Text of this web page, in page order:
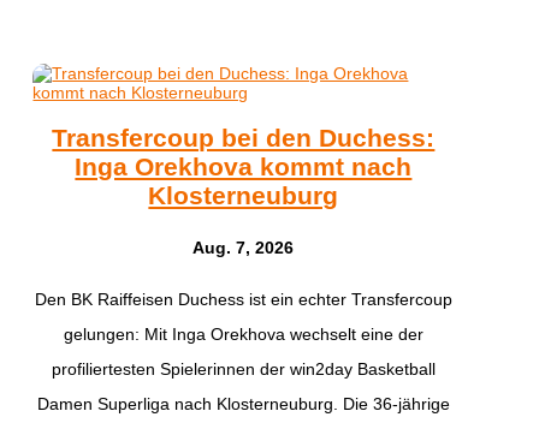
Transfercoup bei den Duchess:
Inga Orekhova kommt nach
Klosterneuburg
Aug. 7, 2026
Den BK Raiffeisen Duchess ist ein echter Transfercoup
gelungen: Mit Inga Orekhova wechselt eine der
profiliertesten Spielerinnen der win2day Basketball
Damen Superliga nach Klosterneuburg. Die 36-jährige